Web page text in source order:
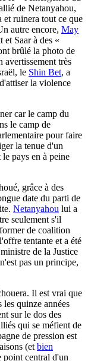
de Netanyahou,
et ruinera tout ce que
autre encore, May
et Saar à des «
brûlé la photo de
très
le Shin Bet, a
la violence
car le camp du
le camp de
pour faire
la tenue d'un
pays en à peine
grâce à des
date du parti de
Netanyahou lui a
seulement s'il
de coalition
tentante et a été
de la Justice
pas un principe,
Il est vrai que
quinze années
sur le dos des
qui se méfient de
de pression est
(et bien
point central d'un